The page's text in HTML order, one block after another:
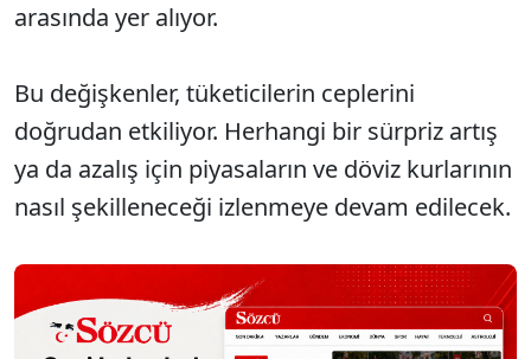
arasında yer alıyor.
Bu değişkenler, tüketicilerin ceplerini
doğrudan etkiliyor. Herhangi bir sürpriz artış
ya da azalış için piyasaların ve döviz kurlarının
nasıl şekilleneceği izlenmeye devam edilecek.